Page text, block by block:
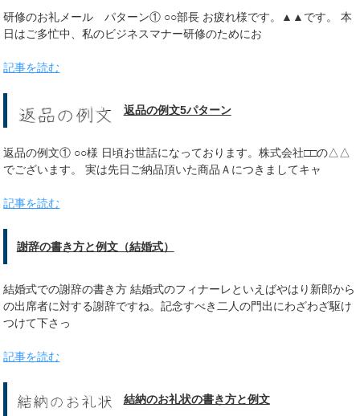
研修のお礼メール パターン① ○○部長 お疲れ様です。▲▲です。 本
日はご多忙中、私のビジネスマナー研修のためにお
記事を読む
返品の例文5パターン
返品の例文① ○○様 日頃お世話になっております。株式会社□□の△△
でございます。 実は先日ご納品頂いた商品Ａにつきましてキャ
記事を読む
謝辞の書き方と例文（結婚式）
結婚式での謝辞の書き方 結婚式のフィナーレといえばやはり新郎から
の出席者に対する謝辞ですね。記念すべき二人の門出にわざわざ駆け
つけて下さっ
記事を読む
結納のお礼状の書き方と例文